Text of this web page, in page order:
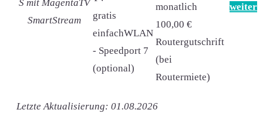
S mit MagentaTV
SmartStream
gratis
einfachWLAN
- Speedport 7
(optional)
monatlich
100,00 €
Routergutschrift
(bei
Routermiete)
weiter
Letzte Aktualisierung: 01.08.2026